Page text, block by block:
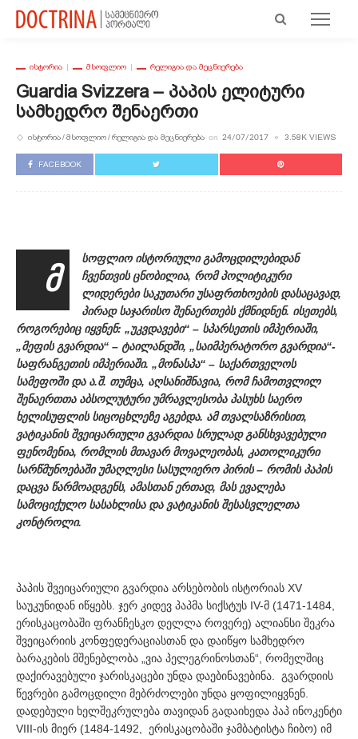
ᲘᲡᲢᲝᲠᲘᲐ ᲛᲡᲝᲤᲚᲘᲝ ᲠᲔᲚᲘᲒᲘᲐ ᲓᲐ ᲛᲔᲪᲜᲘᲔᲠᲔᲑᲐ
Guardia Svizzera – Პაპის Ელიტური
Სამხედრო Შენაერთი
ᲘᲡᲢᲝᲠᲘᲐ ᲛᲡᲝᲤᲚᲘᲝ ᲠᲔᲚᲘᲒᲘᲐ ᲓᲐ ᲛᲔᲪᲜᲘᲔᲠᲔᲑᲐ on 24/07/2017 3.58K VIEWS
FACEBOOK
მ
სოფლიო ისტორიული გამოცდილებიდან
ჩვენთვის ცნობილია, რომ პოლიტიკური
ლიდერები საკუთარი უსაფრთხოების დასაცავად,
პირად საჯარისო შენაერთებს ქმნიდნენ. ისეთებს,
როგორებიც იყვნენ: „უკვდავები“ – სპარსეთის იმპერიაში,
„მეფის გვარდია“ – ტაილანდში, „საიმპერატორო გვარდია“-
საფრანგეთის იმპერიაში. „მონასპა“ – საქართველოს
სამეფოში და ა.შ. თუმცა, აღსანიშნავია, რომ ჩამოთვლილ
შენაერთთა აბსოლუტური უმრავლესობა პასუხს საერო
ხელისუფლის სიცოცხლეზე აგებდა. ამ თვალსაზრისით,
ვატიკანის შვეიცარიული გვარდია სრულად განსხვავებული
ფენომენია, რომლის მთავარ მოვალეობას, კათოლიკური
სარწმუნოებაში უმაღლესი სასულიერო პირის – რომის პაპის
დაცვა წარმოადგენს, ამასთან ერთად, მას ევალება
სამოციქულო სასახლისა და ვატიკანის შესასვლელთა
კონტროლი.
პაპის შვეიცარიული გვარდია არსებობის ისტორიას XV
საუკუნიდან იწყებს. ჯერ კიდევ პაპმა სიქსტუს IV-მ (1471-1484,
ერისკაცობაში ფრანჩესკო დელლა როვერე) ალიანსი შეკრა
შვეიცარიის კონფედერაციასთან და დაიწყო სამხედრო
ბარაკების მშენებლობა „ვია პელეგრინოსთან“, რომელშიც
დაქირავებული ჯარისკაცები უნდა დაებინავებინა. გვარდიის
წევრები გამოცდილი მებრძოლები უნდა ყოფილიყვნენ.
დადებული ხელშეკრულება თავიდან გადაიხედა პაპ ინოკენტი
VIII-ის მიერ (1484-1492, ერისკაცობაში ჯამბატისტა ჩიბო) იმ